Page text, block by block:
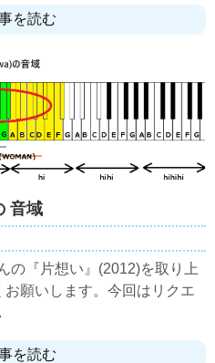
を読む
音域
の『片想い』(2012)を取り上
願いします。今回はリクエ
を読む